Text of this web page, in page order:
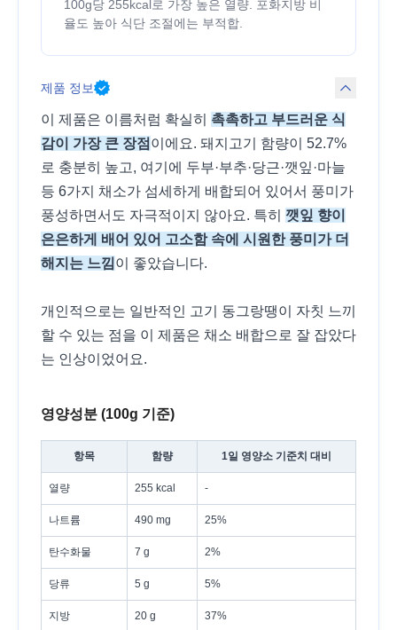
100g당 255kcal로 가장 높은 열량. 포화지방 비
율도 높아 식단 조절에는 부적합.
제품 정보
이 제품은 이름처럼 확실히 촉촉하고 부드러운 식
감이 가장 큰 장점 이에요. 돼지고기 함량이 52.7%
로 충분히 높고, 여기에 두부·부추·당근·깻잎·마늘
등 6가지 채소가 섬세하게 배합되어 있어서 풍미가
풍성하면서도 자극적이지 않아요. 특히 깻잎 향이
은은하게 배어 있어 고소함 속에 시원한 풍미가 더
해지는 느낌 이 좋았습니다.
개인적으로는 일반적인 고기 동그랑땡이 자칫 느끼
할 수 있는 점을 이 제품은 채소 배합으로 잘 잡았다
는 인상이었어요.
영양성분 (100g 기준)
항목 함량 1일 영양소 기준치 대비
열량 255 kcal -
나트륨 490 mg 25%
탄수화물 7 g 2%
당류 5 g 5%
지방 20 g 37%